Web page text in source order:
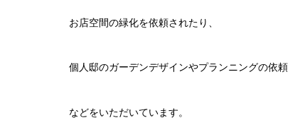
お店空間の緑化を依頼されたり、
個人邸のガーデンデザインやプランニングの依頼
などをいただいています。